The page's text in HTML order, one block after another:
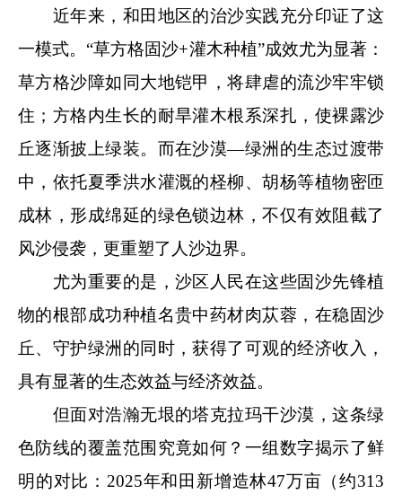
近年来，和田地区的治沙实践充分印证了这
一模式。“草方格固沙+灌木种植”成效尤为显著：
草方格沙障如同大地铠甲，将肆虐的流沙牢牢锁
住；方格内生长的耐旱灌木根系深扎，使裸露沙
丘逐渐披上绿装。而在沙漠—绿洲的生态过渡带
中，依托夏季洪水灌溉的柽柳、胡杨等植物密匝
成林，形成绵延的绿色锁边林，不仅有效阻截了
风沙侵袭，更重塑了人沙边界。
尤为重要的是，沙区人民在这些固沙先锋植
物的根部成功种植名贵中药材肉苁蓉，在稳固沙
丘、守护绿洲的同时，获得了可观的经济收入，
具有显著的生态效益与经济效益。
但面对浩瀚无垠的塔克拉玛干沙漠，这条绿
色防线的覆盖范围究竟如何？一组数字揭示了鲜
明的对比：2025年和田新增造林47万亩（约313